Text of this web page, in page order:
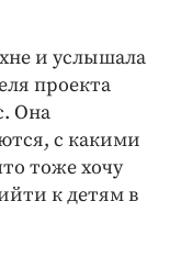
и услышала
проекта
Она
с какими
тоже хочу
к детям в